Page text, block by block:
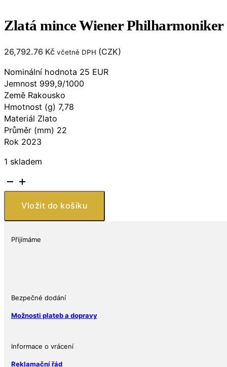
Zlatá mince Wiener Philharmoniker
26,792.76 Kč včetně DPH (CZK)
Nominální hodnota 25 EUR
Jemnost 999,9/1000
Země Rakousko
Hmotnost (g) 7,78
Materiál Zlato
Průměr (mm) 22
Rok 2023
1 skladem
Zlatá
mince
Wiener
Oz
Vložit do košíku
Přijímáme
Bezpečné dodání
Možnosti plateb a dopravy
Informace o vrácení
Reklamační řád